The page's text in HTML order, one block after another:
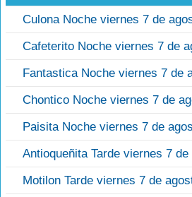
Culona Noche viernes 7 de
Cafeterito Noche viernes 7 de
Fantastica Noche viernes 7 de
Chontico Noche viernes 7 de
Paisita Noche viernes 7 de
Antioqueñita Tarde viernes 7
Motilon Tarde viernes 7 de